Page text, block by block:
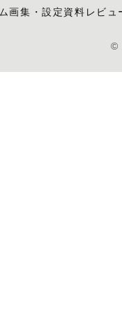
画集・設定資料レビュ
©